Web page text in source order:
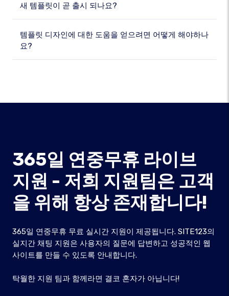
새 템플릿이 곧 출시 되나요?
템플릿 디자인에 대한 도움을 얻으려면 어떻게 해야하나
요?
365일 연중무휴 라이브
지원 - 저희 지원팀은 고객
을 위해 항상 존재합니다!
365일 연중무휴 무료 실시간 지원이 제공됩니다. SITE123의
실지간 채팅 지원은 사용자의 질문에 답변하고 성공적인 웹
사이트를 만들 수 있도록 안내합니다.
탁월한 지원 팀과 함께라면 결코 혼자가 아닙니다!